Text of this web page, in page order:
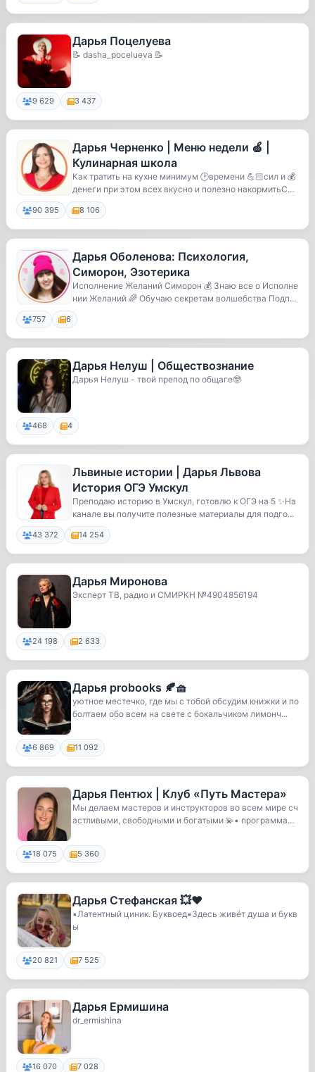
Дарья Поцелуева
📝 dasha_pocelueva 📝
9 629 3 437
Дарья Черненко | Меню недели 🍏 |
Кулинарная школа
Как тратить на кухне минимум 🕑времени 💪🏻сил и 💰
денеги при этом всех вкусно и полезно накормитьСи
с...
90 395 8 106
Дарья Оболенова: Психология,
Симорон, Эзотерика
Исполнение Желаний Симорон 💰 Знаю все о Исполне
нии Желаний 🌈 Обучаю секретам волшебства Подпи
сыва...
757 6
Дарья Нелуш | Обществознание
Дарья Нелуш - твой препод по общаге🤓
468 4
Львиные истории | Дарья Львова
История ОГЭ Умскул
Преподаю историю в Умскул, готовлю к ОГЭ на 5 ✨На
канале вы получите полезные материалы для подго...
43 372 14 254
Дарья Миронова
Эксперт ТВ, радио и СМИРКН №4904856194
24 198 2 633
Дарья probooks 🍂🧺
уютное местечко, где мы с тобой обсудим книжки и по
болтаем обо всем на свете с бокальчиком лимонч...
6 869 11 092
Дарья Пентюх | Клуб «Путь Мастера» ️
Мы делаем мастеров и инструкторов во всем мире сч
астливыми, свободными и богатыми 💫• программа•
18 075 5 360
Дарья Стефанская 💥❤️
▪️Латентный циник. Буквоед▪️Здесь живёт душа и букв
ы
20 821 7 525
Дарья Ермишина
dr_ermishina
16 070 7 028